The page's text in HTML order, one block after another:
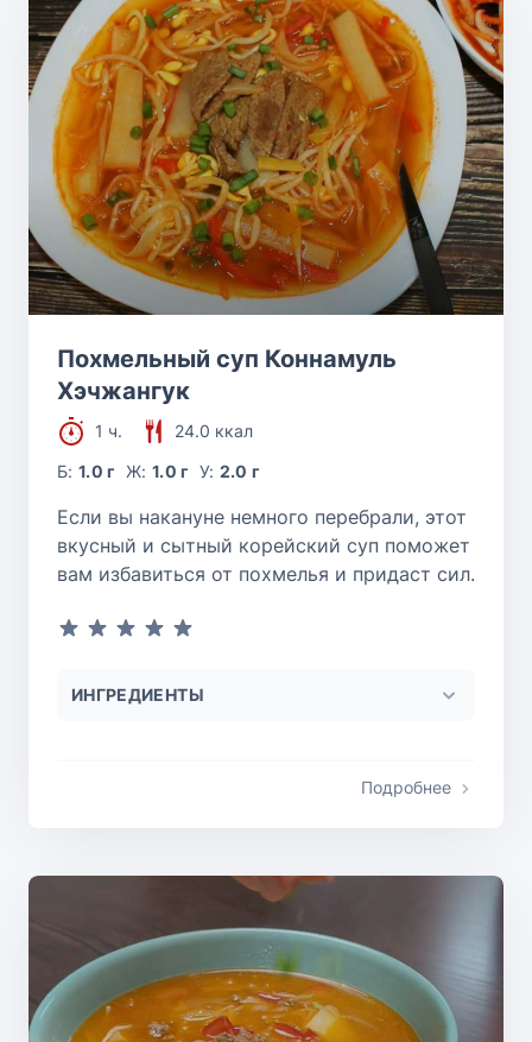
Похмельный суп Коннамуль
Хэчжангук
1 ч.
24.0 ккал
Б:1.0 г Ж: 1.0 г У: 2.0 г
Если вы накануне немного перебрали, этот
вкусный и сытный корейский суп поможет
вам избавиться от похмелья и придаст сил.
ИНГРЕДИЕНТЫ
Подробнее